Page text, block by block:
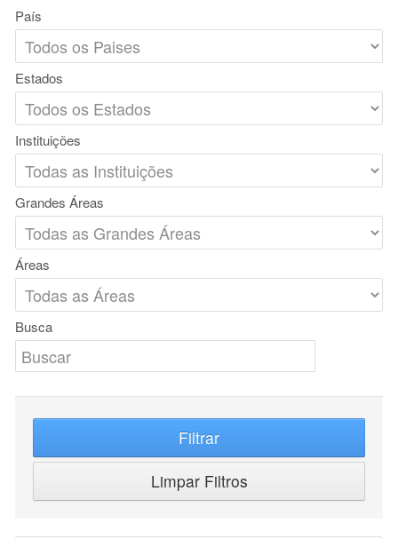
País
Estados
Instituições
Grandes Áreas
Áreas
Busca
Filtrar
Limpar Filtros